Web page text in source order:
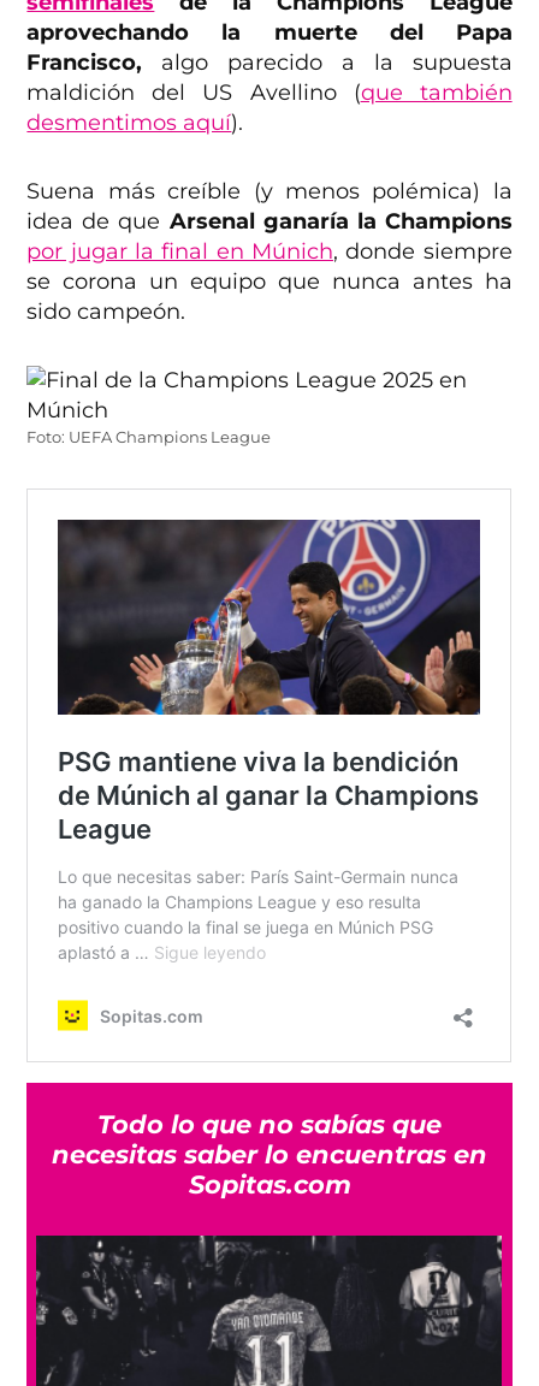
aprovechando la muerte del Papa
Francisco, algo parecido a la supuesta
maldición del US Avellino (que también
desmentimos aquí).
Suena más creíble (y menos polémica) la
idea de que Arsenal ganaría la Champions
por jugar la final en Múnich, donde siempre
se corona un equipo que nunca antes ha
sido campeón.
Foto: UEFA Champions League
Todo lo que no sabías que
necesitas saber lo encuentras en
Sopitas.com